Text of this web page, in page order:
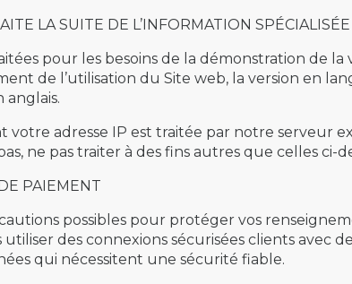
LA SUITE DE L’INFORMATION
pour les besoins de la démonstration de
de l’utilisation du Site web, la version en
anglais.
votre adresse IP est traitée par notre serveur
ne pas traiter à des fins autres que celles ci-
PAIEMENT
possibles pour protéger vos
des connexions sécurisées clients avec
qui nécessitent une sécurité fiable.